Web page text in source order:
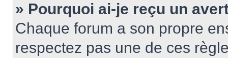
» Pourquoi ai-je reçu un
Chaque forum a son propre
respectez pas une de ces